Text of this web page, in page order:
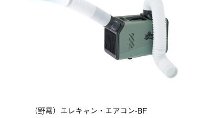
（野電）エレキャン・エアコン-BF